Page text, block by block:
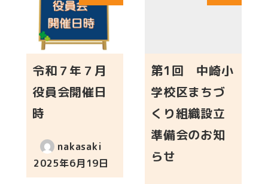
令和７年７月
役員会開催日
時
nakasaki
投稿日
2025年6月19日
第1回 中崎小
学校区まちづ
くり組織設立
準備会のお知
らせ